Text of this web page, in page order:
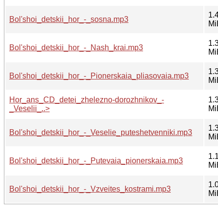
Bol'shoi_detskii_hor_-_sosna.mp3
Bol'shoi_detskii_hor_-_Nash_krai.mp3
Bol'shoi_detskii_hor_-_Pionerskaia_pliasovaia.mp3
Hor_ans_CD_detei_zhelezno-dorozhnikov_-
_Veselii_..>
Bol'shoi_detskii_hor_-_Veselie_puteshetvenniki.mp3
Bol'shoi_detskii_hor_-_Putevaia_pionerskaia.mp3
Bol'shoi_detskii_hor_-_Vzveites_kostrami.mp3